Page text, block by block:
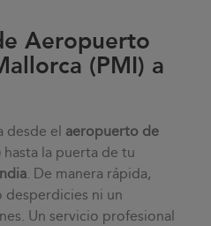
Aeropuerto
(PMI) a
desde el aeropuerto de
hasta la puerta de tu
. De manera rápida,
desperdicies ni un
Un servicio profesional